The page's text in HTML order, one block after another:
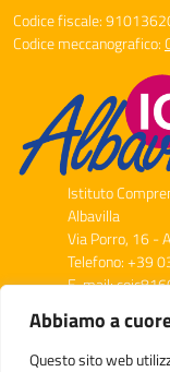
Abbiamo a
Questo sito web
Codice fiscale:
Codice meccanografico:
Istituto
Albavilla
Via Porro, 16 -
Telefono: +39
E-mail:
Codice
Codice